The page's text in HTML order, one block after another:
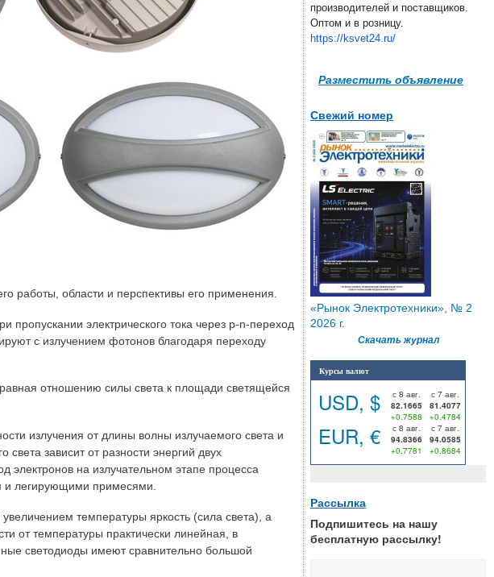
работы, области и перспективы его применения.
электрического тока через p-n-переход
с излучением фотонов благодаря переходу
отношению силы света к площади светящейся
излучения от длины волны излучаемого света и
зависит от разности энергий двух
электронов на излучательном этапе процесса
и легирующими примесями.
температуры яркость (сила света), а
от температуры практически линейная, в
светодиоды имеют сравнительно большой
производителей и поставщиков.
Оптом и в розницу.
https://ksvet24.ru/
Разместить объявление
Свежий номер
«Рынок Электротехники», № 2
2026 г.
Скачать журнал
Курсы валют
USD, $ с 8 авг. с 7 авг.
82.1665 81.4077
+0.7588 +0.4784
EUR, € с 8 авг. с 7 авг.
94.8366 94.0585
+0.7781 +0.8684
Рассылка
Подпишитесь на нашу
бесплатную рассылку!